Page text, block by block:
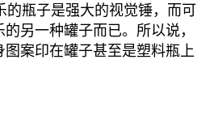
瓶子是强大的视觉锤，而可
另一种罐子而已。所以说，
案印在罐子甚至是塑料瓶上